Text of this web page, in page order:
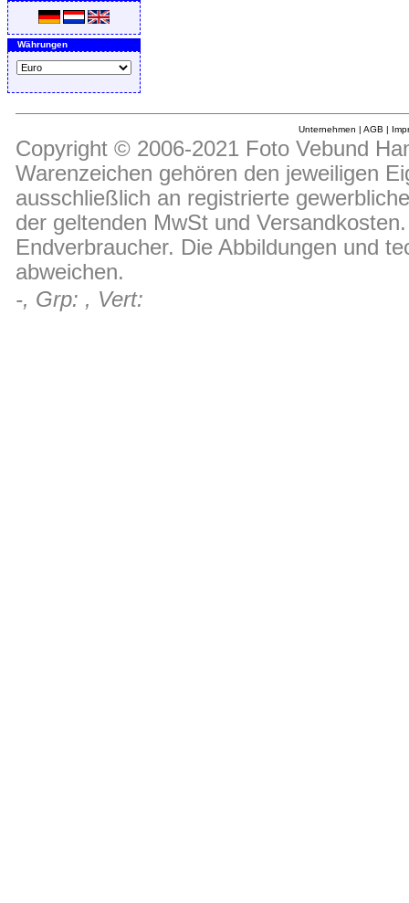
Währungen
Unternehmen | AGB |
Copyright © 2006-2021 Foto Vebund
Warenzeichen gehören den jeweiligen
ausschließlich an registrierte
der geltenden MwSt und
Endverbraucher. Die Abbildungen und
abweichen.
-, Grp: , Vert: